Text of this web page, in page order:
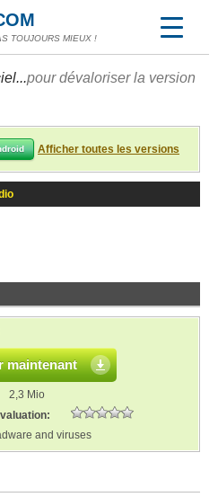
TOUJOURS MIEUX !
pour dévaloriser la version
Afficher toutes les versions
maintenant
2,3 Mio
and viruses